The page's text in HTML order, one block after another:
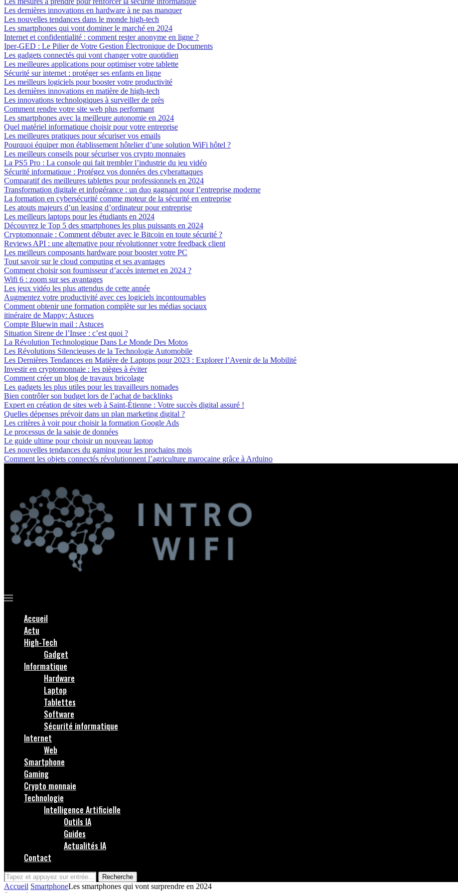
Les dernières innovations en hardware à ne pas manquer
Les nouvelles tendances dans le monde high-tech
Les smartphones qui vont dominer le marché en 2024
Internet et confidentialité : comment rester anonyme en ligne ?
Iper-GED : Le Pilier de Votre Gestion Électronique de Documents
Les gadgets connectés qui vont changer votre quotidien
Les meilleures applications pour optimiser votre tablette
Sécurité sur internet : protéger ses enfants en ligne
Les meilleurs logiciels pour booster votre productivité
Les dernières innovations en matière de high-tech
Les innovations technologiques à surveiller de près
Comment rendre votre site web plus performant
Les smartphones avec la meilleure autonomie en 2024
Quel matériel informatique choisir pour votre entreprise
Les meilleures pratiques pour sécuriser vos emails
Pourquoi équiper mon établissement hôtelier d’une solution WiFi hôtel ?
Les meilleurs conseils pour sécuriser vos crypto monnaies
La PS5 Pro : La console qui fait trembler l’industrie du jeu vidéo
Sécurité informatique : Protégez vos données des cyberattaques
Comparatif des meilleures tablettes pour professionnels en 2024
Transformation digitale et infogérance : un duo gagnant pour l’entreprise moderne
La formation en cybersécurité comme moteur de la sécurité en entreprise
Les atouts majeurs d’un leasing d’ordinateur pour entreprise
Les meilleurs laptops pour les étudiants en 2024
Découvrez le Top 5 des smartphones les plus puissants en 2024
Cryptomonnaie : Comment débuter avec le Bitcoin en toute sécurité ?
Reviews API : une alternative pour révolutionner votre feedback client
Les meilleurs composants hardware pour booster votre PC
Tout savoir sur le cloud computing et ses avantages
Comment choisir son fournisseur d’accès internet en 2024 ?
Wifi 6 : zoom sur ses avantages
Les jeux vidéo les plus attendus de cette année
Augmentez votre productivité avec ces logiciels incontournables
Comment obtenir une formation complète sur les médias sociaux
itinéraire de Mappy: Astuces
Compte Bluewin mail : Astuces
Situation Sirene de l’Insee : c’est quoi ?
La Révolution Technologique Dans Le Monde Des Motos
Les Révolutions Silencieuses de la Technologie Automobile
Les Dernières Tendances en Matière de Laptops pour 2023 : Explorer l’Avenir de la Mobilité
Investir en cryptomonnaie : les pièges à éviter
Comment créer un blog de travaux bricolage
Les gadgets les plus utiles pour les travailleurs nomades
Bien contrôler son budget lors de l’achat de backlinks
Expert en création de sites web à Saint-Étienne : Votre succès digital assuré !
Quelles dépenses prévoir dans un plan marketing digital ?
Les critères à voir pour choisir la formation Google Ads
Le processus de la saisie de données
Le guide ultime pour choisir un nouveau laptop
Les nouvelles tendances du gaming pour les prochains mois
Comment les objets connectés révolutionnent l’agriculture marocaine grâce à Arduino
Accueil
Actu
High-Tech
Gadget
Informatique
Hardware
Laptop
Tablettes
Software
Sécurité informatique
Internet
Web
Smartphone
Gaming
Crypto monnaie
Technologie
Intelligence Artificielle
Outils IA
Guides
Actualités IA
Contact
Recherche
Accueil SmartphoneLes smartphones qui vont surprendre en 2024